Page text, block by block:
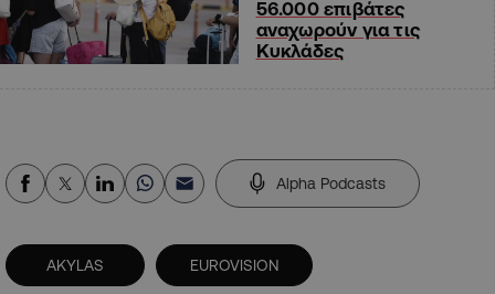
56.000 επιβάτες
αναχωρούν για τις
Κυκλάδες
Alpha Podcasts
AKYLAS EUROVISION